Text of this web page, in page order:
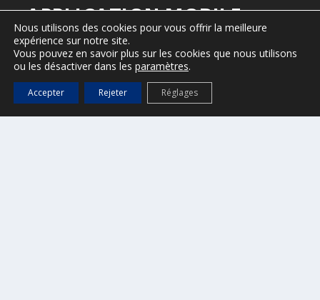
APPLICATION MOBILE
>Informations ici
OFFICE DE TOURISME
>Site internet
Nous utilisons des cookies pour vous offrir la meilleure
expérience sur notre site.
Vous pouvez en savoir plus sur les cookies que nous utilisons
ou les désactiver dans les paramètres.
Accepter Rejeter Réglages